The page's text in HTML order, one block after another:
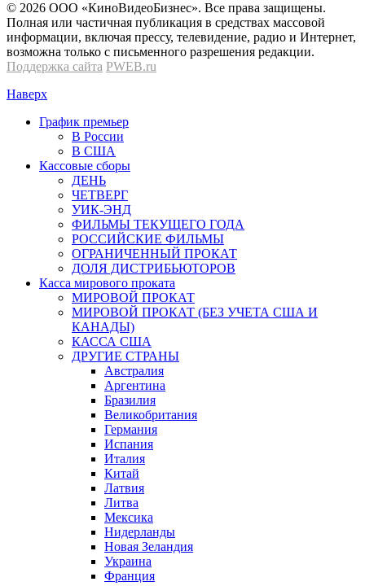
© 2026 OOО «КиноВидеоБизнес». Все права защищены.
Полная или частичная публикация в средствах массовой
информации, включая прессу, телевидение, радио и Интернет,
возможна только с письменного разрешения редакции.
Поддержка сайта PWEB.ru
Наверх
График премьер
В России
В США
Кассовые сборы
ДЕНЬ
ЧЕТВЕРГ
УИК-ЭНД
ФИЛЬМЫ ТЕКУЩЕГО ГОДА
РОССИЙСКИЕ ФИЛЬМЫ
ОГРАНИЧЕННЫЙ ПРОКАТ
ДОЛЯ ДИСТРИБЬЮТОРОВ
Касса мирового проката
МИРОВОЙ ПРОКАТ
МИРОВОЙ ПРОКАТ (БЕЗ УЧЕТА США И
КАНАДЫ)
КАССА США
ДРУГИЕ СТРАНЫ
Австралия
Аргентина
Бразилия
Великобритания
Германия
Испания
Италия
Китай
Латвия
Литва
Мексика
Нидерланды
Новая Зеландия
Украина
Франция